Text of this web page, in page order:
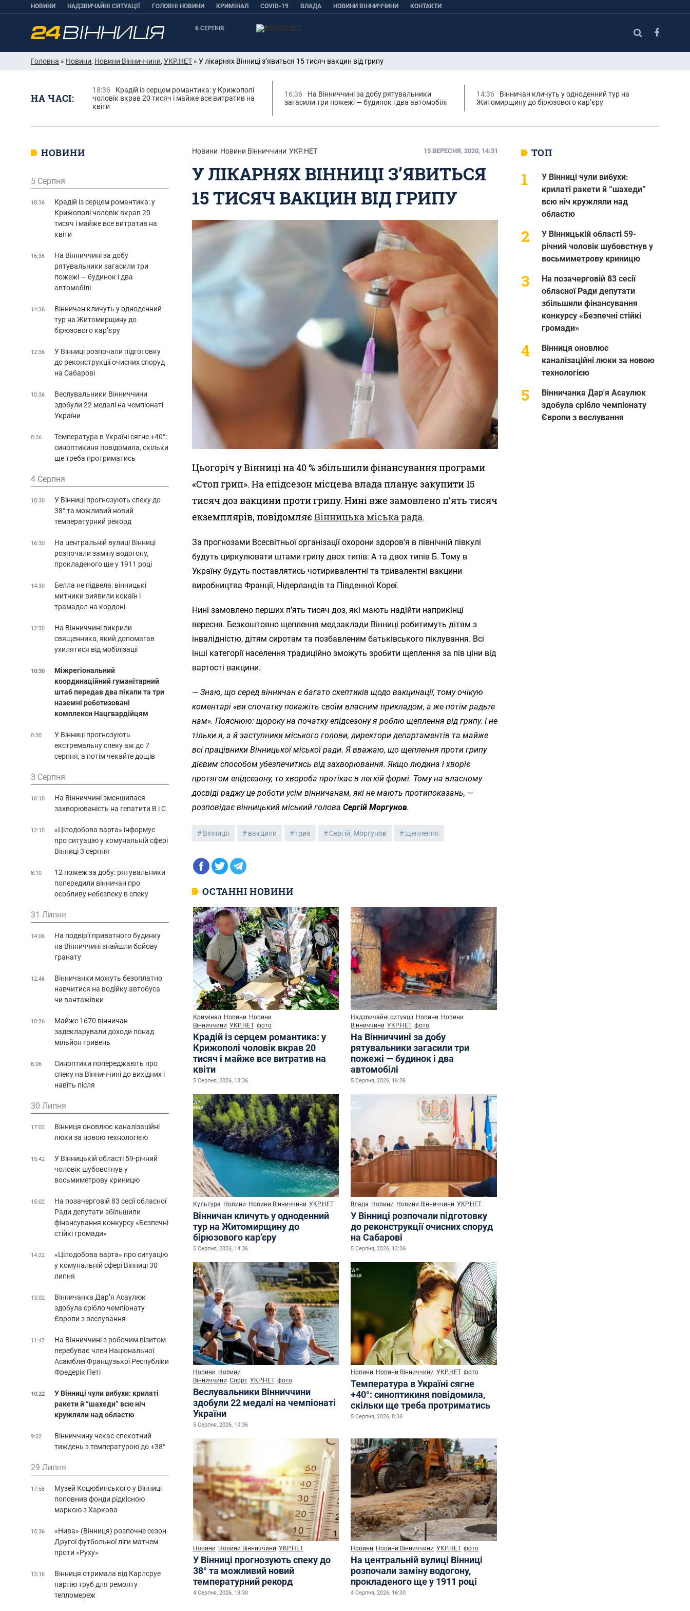
НОВИНИ НАДЗВИЧАЙНІ СИТУАЦІЇ ГОЛОВНІ НОВИНИ КРИМІНАЛ COVID-19 ВЛАДА НОВИНИ ВІННИЧЧИНИ КОНТАКТИ
6 СЕРПНЯ
Головна » Новини, Новини Вінниччини, УКР.НЕТ » У лікарнях Вінниці з’явиться 15 тисяч вакцин від грипу
НА ЧАСІ:
18:36
Крадій із серцем романтика: у Крижополі
чоловік вкрав 20 тисяч і майже все витратив на
квіти
16:36
На Вінниччині за добу рятувальники
загасили три пожежі — будинок і два автомобілі
14:36
Вінничан кличуть у одноденний тур на
Житомирщину до бірюзового кар’єру
Новини Новини Вінниччини УКР.НЕТ 15 ВЕРЕСНЯ, 2020, 14:31
У ЛІКАРНЯХ ВІННИЦІ З’ЯВИТЬСЯ
15 ТИСЯЧ ВАКЦИН ВІД ГРИПУ
Цьогоріч у Вінниці на 40 % збільшили фінансування програми
«Стоп грип». На епідсезон місцева влада планує закупити 15
тисяч доз вакцини проти грипу. Нині вже замовлено п’ять тисяч
екземплярів, повідомляєВінницька міська рада.
За прогнозами Всесвітньої організації охорони здоров’я в північній півкулі
будуть циркулювати штами грипу двох типів: А та двох типів Б. Тому в
Україну будуть поставлятись чотиривалентні та тривалентні вакцини
виробництва Франції, Нідерландів та Південної Кореї.
Нині замовлено перших п’ять тисяч доз, які мають надійти наприкінці
вересня. Безкоштовно щеплення медзаклади Вінниці робитимуть дітям з
інвалідністю, дітям сиротам та позбавленим батьківського піклування. Всі
інші категорії населення традиційно зможуть зробити щеплення за пів ціни від
вартості вакцини.
— Знаю, що серед вінничан є багато скептиків щодо вакцинації, тому очікую
коментарі «ви спочатку покажіть своїм власним прикладом, а же потім радьте
нам». Пояснюю: щороку на початку епідсезону я роблю щеплення від грипу. І не
тільки я, а й заступники міського голови, директори департаментів та майже
всі працівники Вінницької міської ради. Я вважаю, що щеплення проти грипу
дієвим способом убезпечитись від захворювання. Якщо людина і хворіє
протягом епідсезону, то хвороба протікає в легкій формі. Тому на власному
досвіді раджу це роботи усім вінничанам, які не мають протипоказань, —
розповідає вінницький міський головаСергій Моргунов.
Вінниця вакцини гриа Сергій_Моргунов щеплення
ОСТАННІ НОВИНИ
Кримінал Новини Новини
Вінниччини УКР.НЕТ фото
Крадій із серцем романтика: у
Крижополі чоловік вкрав 20
тисяч і майже все витратив на
квіти
5 Серпня, 2026, 18:36
Надзвичайні ситуації Новини Новини
Вінниччини УКР.НЕТ фото
На Вінниччині за добу
рятувальники загасили три
пожежі — будинок і два
автомобілі
5 Серпня, 2026, 16:36
Культура Новини Новини Вінниччини УКР.НЕТ
Вінничан кличуть у одноденний
тур на Житомирщину до
бірюзового кар’єру
5 Серпня, 2026, 14:36
Влада Новини Новини Вінниччини УКР.НЕТ
У Вінниці розпочали підготовку
до реконструкції очисних споруд
на Сабарові
5 Серпня, 2026, 12:36
Новини Новини
Вінниччини Спорт УКР.НЕТ фото
Веслувальники Вінниччини
здобули 22 медалі на чемпіонаті
України
5 Серпня, 2026, 10:36
Новини Новини Вінниччини УКР.НЕТ фото
Температура в Україні сягне
+40°: синоптикиня повідомила,
скільки ще треба протриматись
5 Серпня, 2026, 8:36
Новини Новини Вінниччини УКР.НЕТ
У Вінниці прогнозують спеку до
38° та можливий новий
температурний рекорд
4 Серпня, 2026, 18:30
Новини Новини Вінниччини УКР.НЕТ фото
На центральній вулиці Вінниці
розпочали заміну водогону,
прокладеного ще у 1911 році
4 Серпня, 2026, 16:30
ТОП
У Вінниці чули вибухи:
крилаті ракети й “шахеди”
всю ніч кружляли над
областю
У Вінницькій області 59-
річний чоловік шубовстнув у
восьмиметрову криницю
На позачерговій 83 сесії
обласної Ради депутати
збільшили фінансування
конкурсу «Безпечні стійкі
громади»
Вінниця оновлює
каналізаційні люки за новою
технологією
Вінничанка Дар'я Асаулюк
здобула срібло чемпіонату
Європи з веслування
НОВИНИ
5 Серпня
18:36
Крадій із серцем романтика: у
Крижополі чоловік вкрав 20
тисяч і майже все витратив на
квіти
16:36
На Вінниччині за добу
рятувальники загасили три
пожежі — будинок і два
автомобілі
14:36
Вінничан кличуть у одноденний
тур на Житомирщину до
бірюзового кар’єру
12:36
У Вінниці розпочали підготовку
до реконструкції очисних споруд
на Сабарові
10:36
Веслувальники Вінниччини
здобули 22 медалі на чемпіонаті
України
8:36
Температура в Україні сягне +40°:
синоптикиня повідомила, скільки
ще треба протриматись
4 Серпня
18:30
У Вінниці прогнозують спеку до
38° та можливий новий
температурний рекорд
16:30
На центральній вулиці Вінниці
розпочали заміну водогону,
прокладеного ще у 1911 році
14:30
Белла не підвела: вінницькі
митники виявили кокаїн і
трамадол на кордоні
12:30
На Вінниччині викрили
священника, який допомагав
ухилятися від мобілізації
10:30
Міжрегіональний
координаційний гуманітарний
штаб передав два пікапи та три
наземні роботизовані
комплекси Нацгвардійцям
8:30
У Вінниці прогнозують
екстремальну спеку аж до 7
серпня, а потім чекайте дощів
3 Серпня
16:10
На Вінниччині зменшилася
захворюваність на гепатити В і С
12:10
«Цілодобова варта» інформує
про ситуацію у комунальній сфері
Вінниці 3 серпня
8:10
12 пожеж за добу: рятувальники
попередили вінничан про
особливу небезпеку в спеку
31 Липня
14:06
На подвір’ї приватного будинку
на Вінниччині знайшли бойову
гранату
12:46
Вінничанки можуть безоплатно
навчитися на водійку автобуса
чи вантажівки
10:26
Майже 1670 вінничан
задекларували доходи понад
мільйон гривень
8:06
Синоптики попереджають про
спеку на Вінниччині до вихідних і
навіть після
30 Липня
17:02
Вінниця оновлює каналізаційні
люки за новою технологією
15:42
У Вінницькій області 59-річний
чоловік шубовстнув у
восьмиметрову криницю
15:02
На позачерговій 83 сесії обласної
Ради депутати збільшили
фінансування конкурсу «Безпечні
стійкі громади»
14:22
«Цілодобова варта» про ситуацію
у комунальній сфері Вінниці 30
липня
13:02
Вінничанка Дар’я Асаулюк
здобула срібло чемпіонату
Європи з веслування
11:42
На Вінниччині з робочим візитом
перебуває член Національної
Асамблеї Французької Республіки
Фредерік Петі
10:22
У Вінниці чули вибухи: крилаті
ракети й “шахеди” всю ніч
кружляли над областю
9:02
Вінниччину чекає спекотний
тиждень з температурою до +38°
29 Липня
17:56
Музей Коцюбинського у Вінниці
поповнив фонди рідкісною
маркою з Харкова
15:36
«Нива» (Вінниця) розпочне сезон
Другої футбольної ліги матчем
проти «Руху»
13:16
Вінниця отримала від Карлсруе
партію труб для ремонту
тепломереж